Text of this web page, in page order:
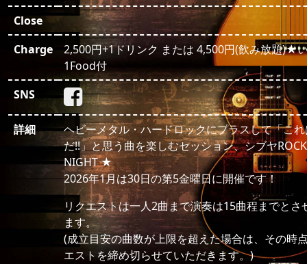
Close
Charge
2,500円+1ドリンク または 4,500円(飲み放題)★
1Food付
SNS
詳細
ヘビーメタル・ハードロックにプラスして「これ
だ!!」と思う曲を楽しむセッション、シブヤROCK
NIGHT ★
2026年1月は30日の第5金曜日に開催です！
リクエストは一人2曲まで演奏は15曲程までとさ
ます。
(成立目安の曲数が上限を超えた場合は、その時
エストを締め切らせていただきます。)